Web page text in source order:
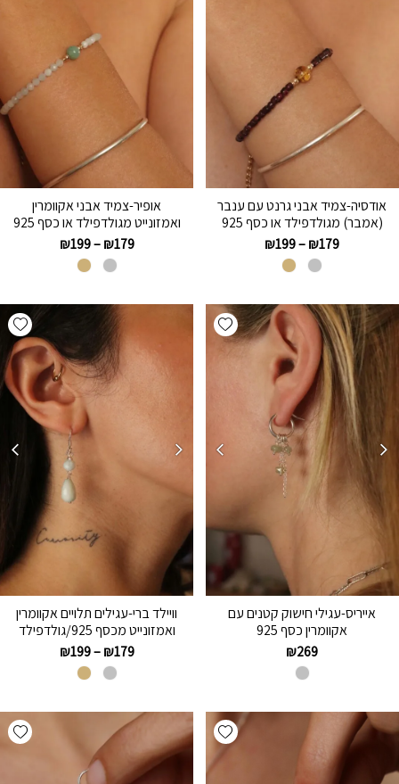
אודסיה-צמיד אבני גרנט עם ענבר
(אמבר) מגולדפילד או כסף 925
₪179
–
₪199
אופיר-צמיד אבני אקוומרין
ואמזונייט מגולדפילד או כסף 925
₪179
–
₪199
Add wishlist
אייריס-עגילי חישוק קטנים עם
אקוומרין כסף 925
₪269
וויילד ברי-עגילים תלויים אקוומרין
ואמזונייט מכסף 925/גולדפילד
₪179
–
₪199
Add wishlist